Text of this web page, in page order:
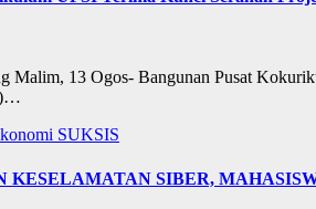
Malim, 13 Ogos- Bangunan Pusat
SUKSIS
KESELAMATAN SIBER,